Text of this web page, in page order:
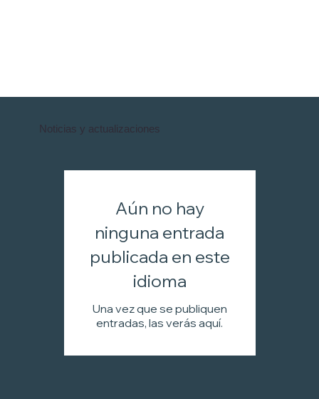
Noticias y actualizaciones
Aún no hay
ninguna entrada
publicada en este
idioma
Una vez que se publiquen
entradas, las verás aquí.